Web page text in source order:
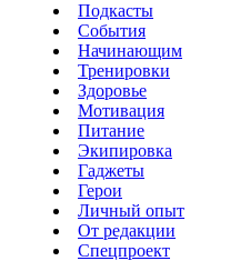
Подкасты
События
Начинающим
Тренировки
Здоровье
Мотивация
Питание
Экипировка
Гаджеты
Герои
Личный опыт
От редакции
Спецпроект